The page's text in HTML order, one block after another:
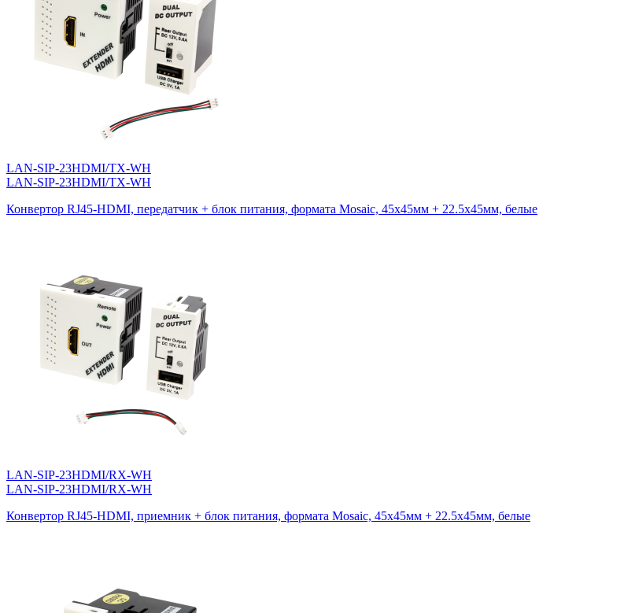
LAN-SIP-23HDMI/TX-WH
LAN-SIP-23HDMI/TX-WH
Конвертор RJ45-HDMI, передатчик + блок питания, формата Mosaic, 45x45мм + 22.5х45мм, белые
LAN-SIP-23HDMI/RX-WH
LAN-SIP-23HDMI/RX-WH
Конвертор RJ45-HDMI, приемник + блок питания, формата Mosaic, 45x45мм + 22.5х45мм, белые